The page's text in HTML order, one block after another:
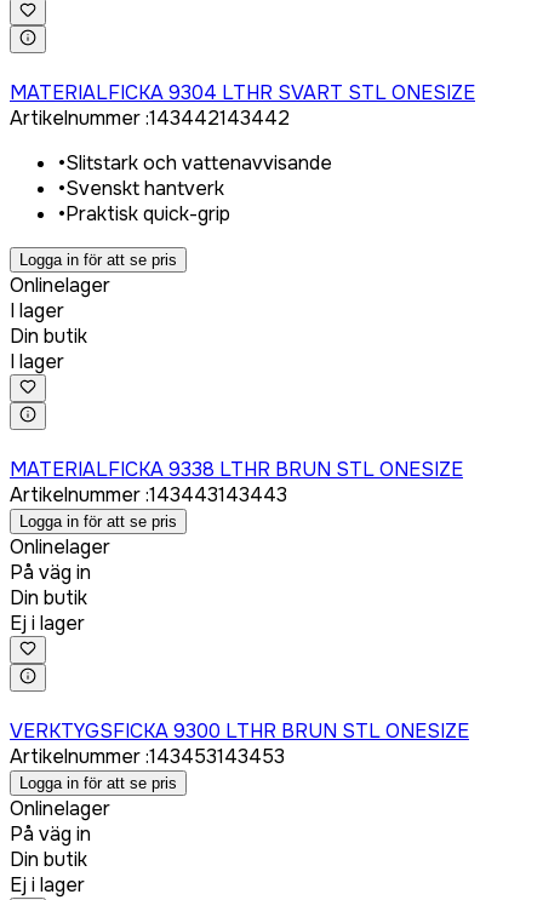
MATERIALFICKA 9304 LTHR SVART STL ONESIZE
Artikelnummer:143442143442
•Slitstark och vattenavvisande
•Svenskt hantverk
•Praktisk quick-grip
Logga in för att se pris
Onlinelager
I lager
Din butik
I lager
MATERIALFICKA 9338 LTHR BRUN STL ONESIZE
Artikelnummer:143443143443
Logga in för att se pris
Onlinelager
På väg in
Din butik
Ej i lager
VERKTYGSFICKA 9300 LTHR BRUN STL ONESIZE
Artikelnummer:143453143453
Logga in för att se pris
Onlinelager
På väg in
Din butik
Ej i lager